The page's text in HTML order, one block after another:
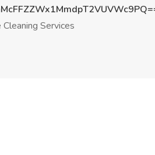
Services